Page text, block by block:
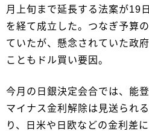
月上旬まで延長する法案が19
を経て成立した。つなぎ予算
ていたが、懸念されていた政
こともドル買い要因。
今月の日銀決定会合では、能
マイナス金利解除は見送られ
り、日米や日欧などの金利差